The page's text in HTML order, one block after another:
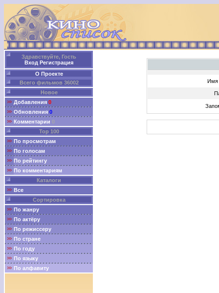
Здравствуйте, Гость
Вход Регистрация
О Проекте
Всего фильмов 36002
Новое
Добавления 0
Обновления 0
Комментарии 0
Top 100
По просмотрам
По голосам
По рейтингу
По комментариям
Каталоги
Все
Сортировка
По жанру
По актёру
По режиссеру
По стране
По году
По языку
По алфавиту
Имя